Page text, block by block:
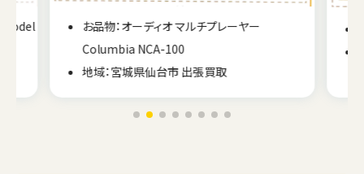
Model
お品物：オーディオ マルチプレーヤー
Columbia NCA-100
地域：宮城県仙台市 出張買取